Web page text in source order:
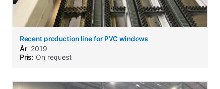
Recent production line for PVC windows
År: 2019
Pris: On request